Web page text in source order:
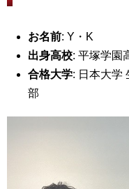
お名前: Y・K
出身高校: 平塚学園
合格大学: 日本大学
部